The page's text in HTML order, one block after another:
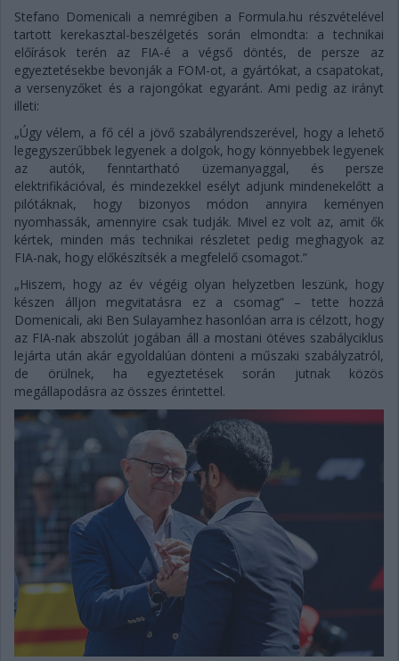
Stefano Domenicali a nemrégiben a Formula.hu részvételével
tartott kerekasztal-beszélgetés során elmondta: a technikai
előírások terén az FIA-é a végső döntés, de persze az
egyeztetésekbe bevonják a FOM-ot, a gyártókat, a csapatokat,
a versenyzőket és a rajongókat egyaránt. Ami pedig az irányt
illeti:
„Úgy vélem, a fő cél a jövő szabályrendszerével, hogy a lehető
legegyszerűbbek legyenek a dolgok, hogy könnyebbek legyenek
az autók, fenntartható üzemanyaggal, és persze
elektrifikációval, és mindezekkel esélyt adjunk mindenekelőtt a
pilótáknak, hogy bizonyos módon annyira keményen
nyomhassák, amennyire csak tudják. Mivel ez volt az, amit ők
kértek, minden más technikai részletet pedig meghagyok az
FIA-nak, hogy előkészítsék a megfelelő csomagot.”
„Hiszem, hogy az év végéig olyan helyzetben leszünk, hogy
készen álljon megvitatásra ez a csomag” – tette hozzá
Domenicali, aki Ben Sulayamhez hasonlóan arra is célzott, hogy
az FIA-nak abszolút jogában áll a mostani ötéves szabályciklus
lejárta után akár egyoldalúan dönteni a műszaki szabályzatról,
de örülnek, ha egyeztetések során jutnak közös
megállapodásra az összes érintettel.